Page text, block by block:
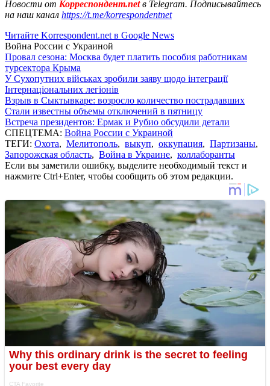
Новости от Корреспондент.netв Telegram. Подписывайтесь
на наш канал https://t.me/korrespondentnet
Читайте Korrespondent.net в Google News
Война России с Украиной
Провал сезона: Москва будет платить пособия работникам
турсектора Крыма
У Сухопутних військах зробили заяву щодо інтеграції
Інтернаціональних легіонів
Взрыв в Сыктывкаре: возросло количество пострадавших
Стали известны объемы отключений в пятницу
Встреча президентов: Ермак и Рубио обсудили детали
СПЕЦТЕМА: Война России с Украиной
ТЕГИ: Охота, Мелитополь, выкуп, оккупация, Партизаны,
Запорожская область, Война в Украине, коллаборанты
Если вы заметили ошибку, выделите необходимый текст и
нажмите Ctrl+Enter, чтобы сообщить об этом редакции.